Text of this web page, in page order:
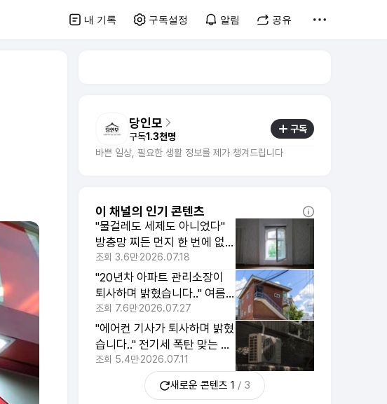
내 기록 구독설정 알림 공유
당인모
구독1.3천명
구독
바쁜 일상, 필요한 생활 정보를 제가 챙겨드립니다
이 채널의 인기 콘텐츠
"물걸레도 세제도 아니었다"
방충망 찌든 먼지 한 번에 없애
는 기적의 재료 1위
조회 3.6만2026.07.18
"20년차 아파트 관리소장이
퇴사하며 밝혔습니다.." 여름
에 탈나는 집의 신호 3가지
조회 7.6만2026.07.27
"에어컨 기사가 퇴사하며 밝혔
습니다.." 전기세 폭탄 맞는 습
관 3가지
조회 5.4만2026.07.11
새로운 콘텐츠 1 / 3